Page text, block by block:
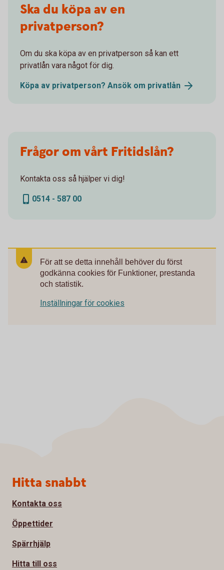
Ska du köpa av en
privatperson?
Om du ska köpa av en privatperson så kan ett
privatlån vara något för dig.
Köpa av privatperson? Ansök om privatlån
Frågor om vårt Fritidslån?
Kontakta oss så hjälper vi dig!
0514 - 587 00
För att se detta innehåll behöver du först
godkänna cookies för Funktioner, prestanda
och statistik.
Inställningar för cookies
Sidfot
Hitta snabbt
Kontakta oss
Öppettider
Spärrhjälp
Hitta till oss